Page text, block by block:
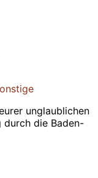
unglaublichen
durch die Baden-